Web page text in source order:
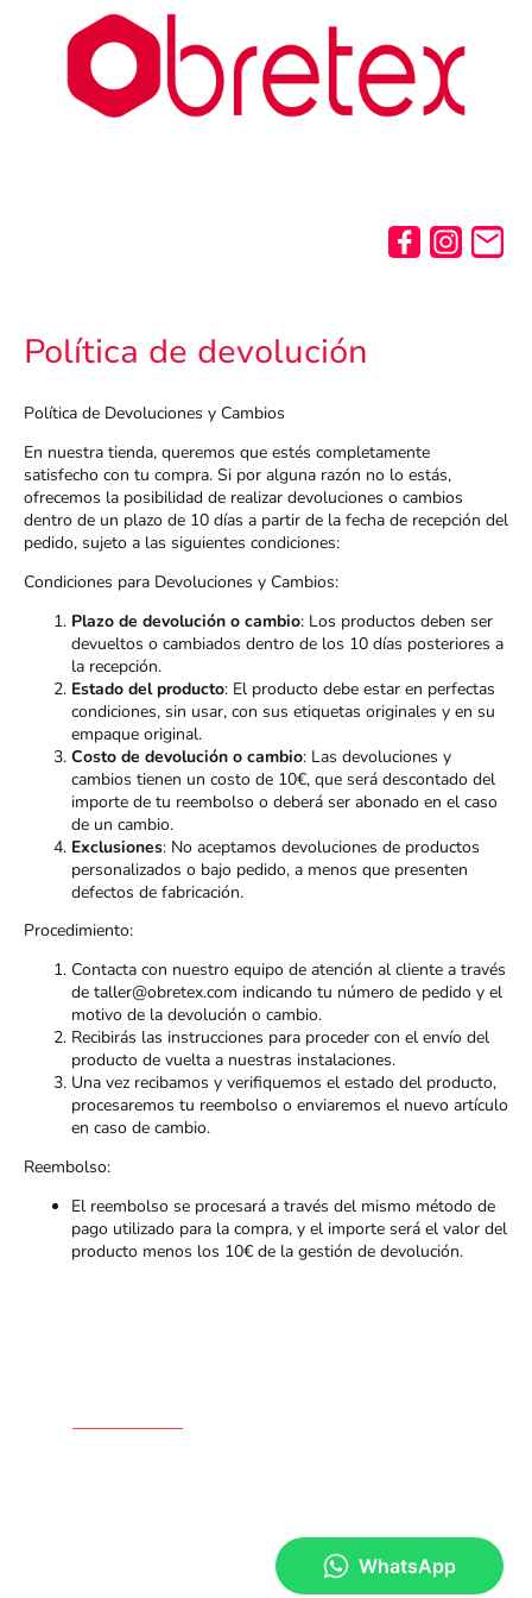
Política de devolución
Política de Devoluciones y Cambios
En nuestra tienda, queremos que estés completamente
satisfecho con tu compra. Si por alguna razón no lo estás,
ofrecemos la posibilidad de realizar devoluciones o cambios
dentro de un plazo de 10 días a partir de la fecha de recepción del
pedido, sujeto a las siguientes condiciones:
Condiciones para Devoluciones y Cambios:
Plazo de devolución o cambio: Los productos deben ser
devueltos o cambiados dentro de los 10 días posteriores a
la recepción.
Estado del producto: El producto debe estar en perfectas
condiciones, sin usar, con sus etiquetas originales y en su
empaque original.
Costo de devolución o cambio: Las devoluciones y
cambios tienen un costo de 10€, que será descontado del
importe de tu reembolso o deberá ser abonado en el caso
de un cambio.
Exclusiones: No aceptamos devoluciones de productos
personalizados o bajo pedido, a menos que presenten
defectos de fabricación.
Procedimiento:
Contacta con nuestro equipo de atención al cliente a través
de taller@obretex.com indicando tu número de pedido y el
motivo de la devolución o cambio.
Recibirás las instrucciones para proceder con el envío del
producto de vuelta a nuestras instalaciones.
Una vez recibamos y verifiquemos el estado del producto,
procesaremos tu reembolso o enviaremos el nuevo artículo
en caso de cambio.
Reembolso:
El reembolso se procesará a través del mismo método de
pago utilizado para la compra, y el importe será el valor del
producto menos los 10€ de la gestión de devolución.
48510 Trapagaran Bizkaia España